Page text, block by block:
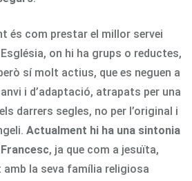
és com prestar el millor servei
on hi ha grups o reductes,
sí molt actius, que es neguen a
i d’adaptació, atrapats per una
darrers segles, no per l’original i
Actualment hi ha una sintonia
, ja que com a jesuïta,
la seva família religiosa